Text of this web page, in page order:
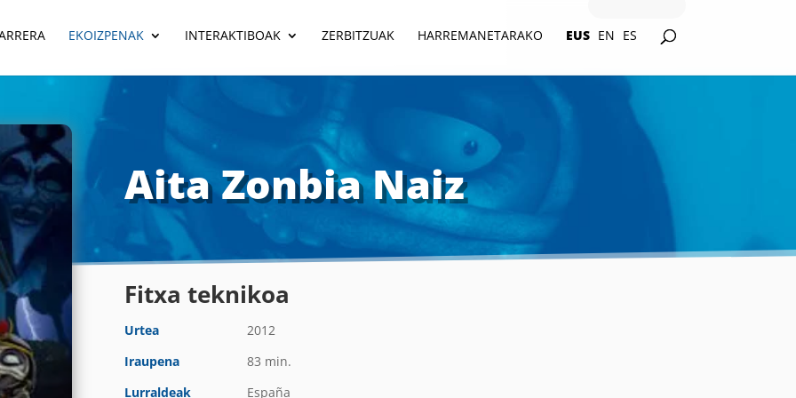
EKOIZPENAK INTERAKTIBOAK ZERBITZUAK HARREMANETARAKO EUS EN ES
Aita Zonbia Naiz
Fitxa teknikoa
Urtea
2012
Iraupena
83 min.
Lurraldeak
España